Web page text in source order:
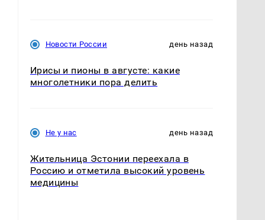
Новости России день назад
Ирисы и пионы в августе: какие
многолетники пора делить
Не у нас день назад
Жительница Эстонии переехала в
Россию и отметила высокий уровень
медицины